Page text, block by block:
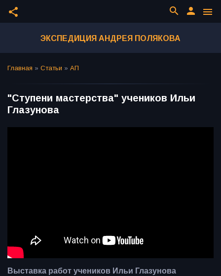
share menu
person
search
ЭКСПЕДИЦИЯ АНДРЕЯ ПОЛЯКОВА
Главная » Статьи » АП
"Ступени мастерства" учеников Ильи
Глазунова
Выставка работ учеников Ильи Глазунова